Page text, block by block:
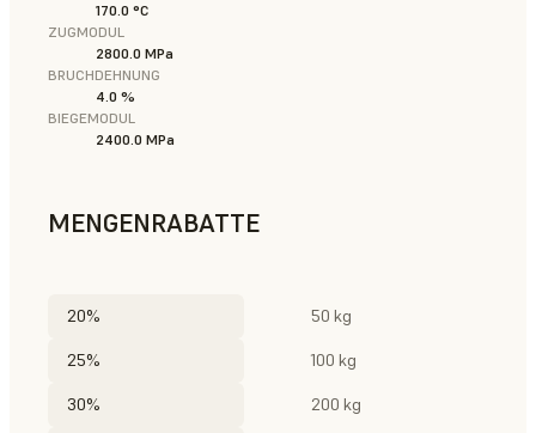
170.0 °C
ZUGMODUL
2800.0 MPa
BRUCHDEHNUNG
4.0 %
BIEGEMODUL
2400.0 MPa
MENGENRABATTE
20% 50 kg
25% 100 kg
30% 200 kg